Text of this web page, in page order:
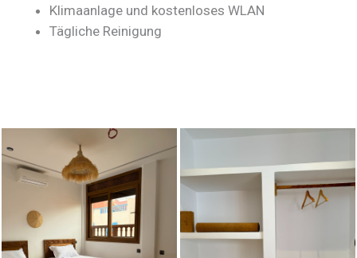
Klimaanlage und kostenloses WLAN
Tägliche Reinigung